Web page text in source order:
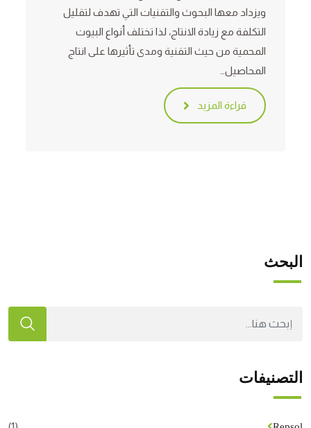
ويزداد معها البحوث والتقنيات التي تهدف لتقليل
التكلفة مع زيادة الانتاج، لذا تختلف أنواع البيوت
المحمية من حيث التقنية ومدى تأثيرها على انتاج
المحاصيل…
قراءة المزيد
البحث
التصنيفات